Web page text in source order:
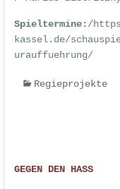
Spieltermine:/
kassel.de/
urauffuehrung/
Regieprojekte
GEGEN DEN HASS